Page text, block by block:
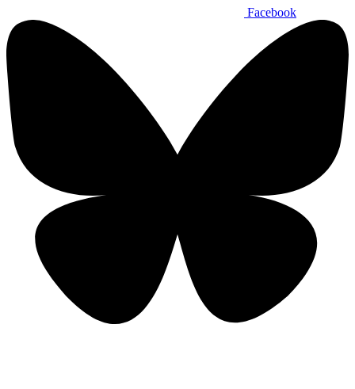
Facebook